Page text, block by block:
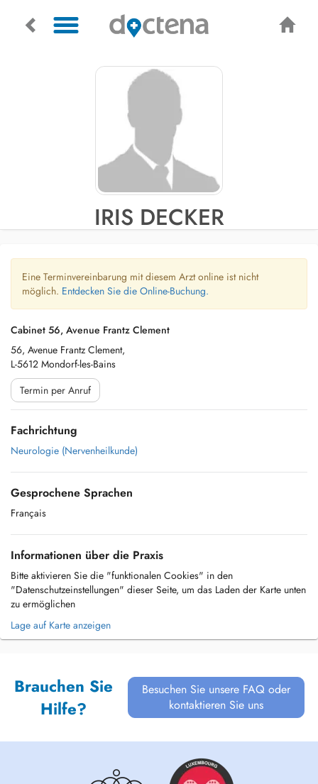
IRIS DECKER
Eine Terminvereinbarung mit diesem Arzt online ist nicht
möglich. Entdecken Sie die Online-Buchung.
Cabinet 56, Avenue Frantz Clement
56, Avenue Frantz Clement,
L-5612 Mondorf-les-Bains
Termin per Anruf
Fachrichtung
Neurologie (Nervenheilkunde)
Gesprochene Sprachen
Français
Informationen über die Praxis
Bitte aktivieren Sie die "funktionalen Cookies" in den
"Datenschutzeinstellungen" dieser Seite, um das Laden der Karte unten
zu ermöglichen
Lage auf Karte anzeigen
Brauchen Sie
Hilfe?
Besuchen Sie unsere FAQ oder
kontaktieren Sie uns